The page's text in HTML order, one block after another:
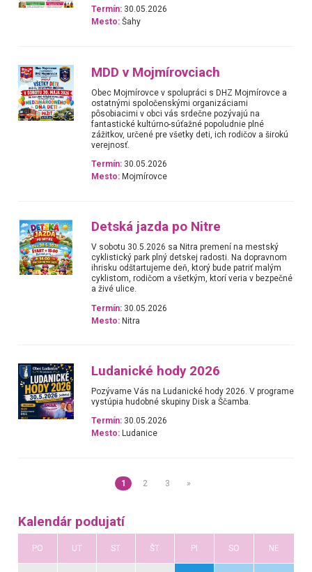
Termín: 30.05.2026
Mesto: Šahy
MDD v Mojmírovciach
Obec Mojmírovce v spolupráci s DHZ Mojmírovce a
ostatnými spoločenskými organizáciami
pôsobiacimi v obci vás srdečne pozývajú na
fantastické kultúrno-súťažné popoludnie plné
zážitkov, určené pre všetky deti, ich rodičov a širokú
verejnosť.
Termín: 30.05.2026
Mesto: Mojmírovce
Detská jazda po Nitre
V sobotu 30.5.2026 sa Nitra premení na mestský
cyklistický park plný detskej radosti. Na dopravnom
ihrisku odštartujeme deň, ktorý bude patriť malým
cyklistom, rodičom a všetkým, ktorí veria v bezpečné
a živé ulice.
Termín: 30.05.2026
Mesto: Nitra
Ludanické hody 2026
Pozývame Vás na Ludanické hody 2026. V programe
vystúpia hudobné skupiny Disk a Ščamba.
Termín: 30.05.2026
Mesto: Ludanice
1 2 3 »
Kalendár podujatí
PO UT ST ŠT PI SO NE